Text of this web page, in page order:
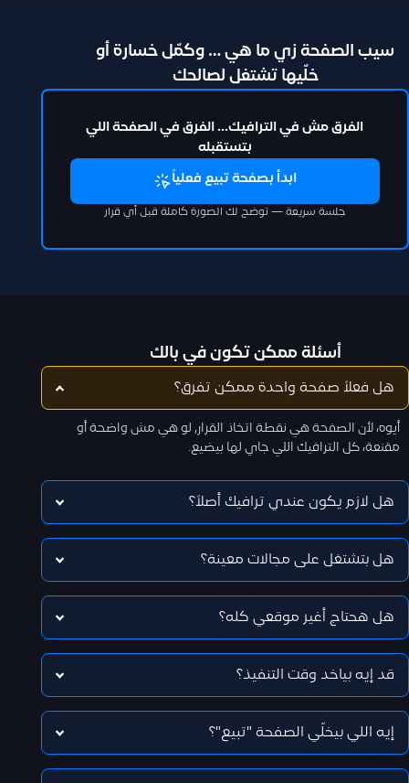
سيب الصفحة زي ما هي … وكمّل خسارة أو
خلّيها تشتغل لصالحك
الفرق مش في الترافيك… الفرق في الصفحة اللي
بتستقبله
ابدأ بصفحة تبيع فعلياً
جلسة سريعة — توضح لك الصورة كاملة قبل أي قرار
أسئلة ممكن تكون في بالك
هل فعلاً صفحة واحدة ممكن تفرق؟
أيوه، لأن الصفحة هي نقطة اتخاذ القرار, لو هي مش واضحة أو
مقنعة، كل الترافيك اللي جاي لها بيضيع.
هل لازم يكون عندي ترافيك أصلاً؟
هل بتشتغل على مجالات معينة؟
هل هحتاج أغير موقعي كله؟
قد إيه بياخد وقت التنفيذ؟
إيه اللي بيخلّي الصفحة "تبيع"؟